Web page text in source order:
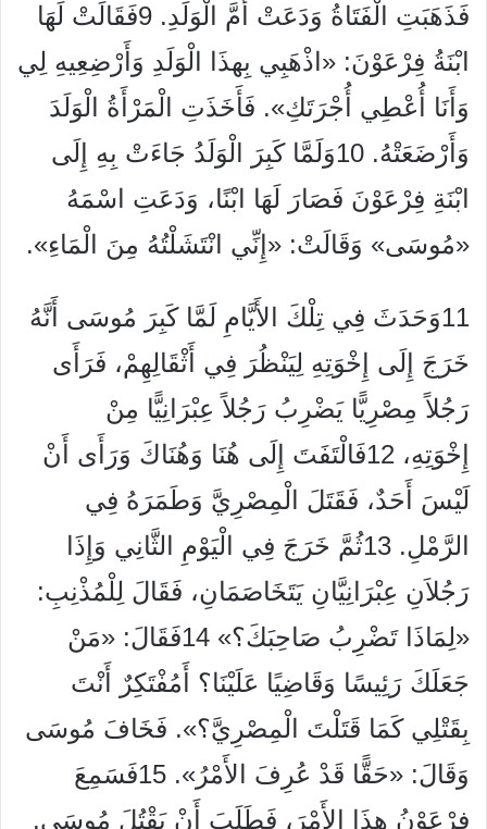
فَذَهَبَتِ الْفَتَاةُ وَدَعَتْ أُمَّ الْوَلَدِ. 9فَقَالَتْ لَهَا
ابْنَةُ فِرْعَوْنَ: «اذْهَبِي بِهذَا الْوَلَدِ وَأَرْضِعِيهِ لِي
وَأَنَا أُعْطِي أُجْرَتَكِ». فَأَخَذَتِ الْمَرْأَةُ الْوَلَدَ
وَأَرْضَعَتْهُ. 10وَلَمَّا كَبِرَ الْوَلَدُ جَاءَتْ بِهِ إِلَى
ابْنَةِ فِرْعَوْنَ فَصَارَ لَهَا ابْنًا، وَدَعَتِ اسْمَهُ
«مُوسَى» وَقَالَتْ: «إِنِّي انْتَشَلْتُهُ مِنَ الْمَاءِ».
11وَحَدَثَ فِي تِلْكَ الأَيَّامِ لَمَّا كَبِرَ مُوسَى أَنَّهُ
خَرَجَ إِلَى إِخْوَتِهِ لِيَنْظُرَ فِي أَثْقَالِهِمْ، فَرَأَى
رَجُلاً مِصْرِيًّا يَضْرِبُ رَجُلاً عِبْرَانِيًّا مِنْ
إِخْوَتِهِ، 12فَالْتَفَتَ إِلَى هُنَا وَهُنَاكَ وَرَأَى أَنْ
لَيْسَ أَحَدٌ، فَقَتَلَ الْمِصْرِيَّ وَطَمَرَهُ فِي
الرَّمْلِ. 13ثُمَّ خَرَجَ فِي الْيَوْمِ الثَّانِي وَإِذَا
رَجُلاَنِ عِبْرَانِيَّانِ يَتَخَاصَمَانِ، فَقَالَ لِلْمُذْنِبِ:
«لِمَاذَا تَضْرِبُ صَاحِبَكَ؟» 14فَقَالَ: «مَنْ
جَعَلَكَ رَئِيسًا وَقَاضِيًا عَلَيْنَا؟ أَمُفْتَكِرٌ أَنْتَ
بِقَتْلِي كَمَا قَتَلْتَ الْمِصْرِيَّ؟». فَخَافَ مُوسَى
وَقَالَ: «حَقًّا قَدْ عُرِفَ الأَمْرُ». 15فَسَمِعَ
فِرْعَوْنُ هذَا الأَمْرَ، فَطَلَبَ أَنْ يَقْتُلَ مُوسَى.